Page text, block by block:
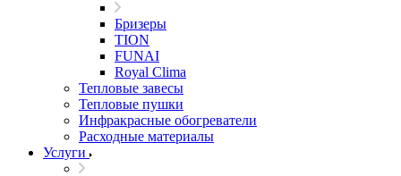
Бризеры
TION
FUNAI
Royal Clima
Тепловые завесы
Тепловые пушки
Инфракрасные обогреватели
Расходные материалы
Услуги